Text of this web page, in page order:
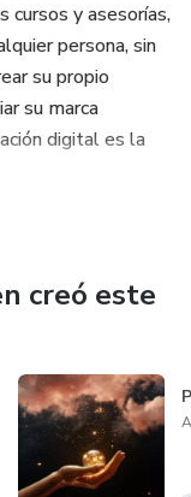
cursos y asesorías,
persona, sin
su propio
su marca
digital es la
creó este